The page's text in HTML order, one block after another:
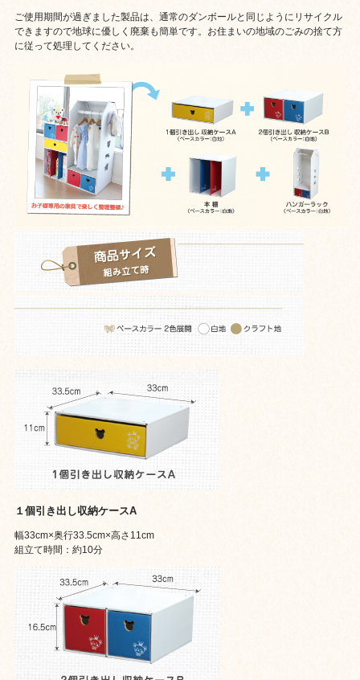
ご使用期間が過ぎました製品は、通常のダンボールと同じようにリサイクル
できますので地球に優しく廃棄も簡単です。お住まいの地域のごみの捨て方
に従って処理してください。
１個引き出し収納ケースA
幅33cm×奥行33.5cm×高さ11cm
組立て時間：約10分